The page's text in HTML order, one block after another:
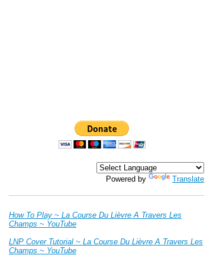
Powered by Translate
How To Play ~ La Course Du Lièvre A Travers Les
Champs ~ YouTube
LNP Cover Tutorial ~ La Course Du Lièvre A Travers Les
Champs ~ YouTube